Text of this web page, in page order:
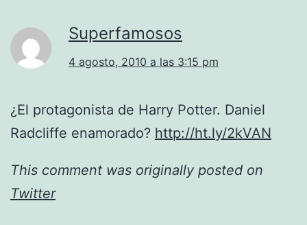
Superfamosos
4 agosto, 2010 a las 3:15 pm
¿El protagonista de Harry Potter. Daniel
Radcliffe enamorado? http://ht.ly/2kVAN
This comment was originally posted on
Twitter